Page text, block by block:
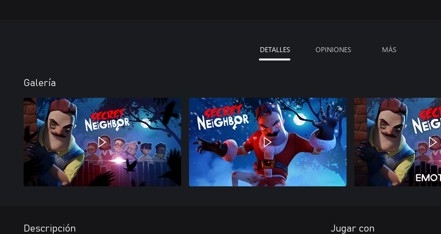
DETALLES OPINIONES MÁS
Galería
Descripción Jugar con